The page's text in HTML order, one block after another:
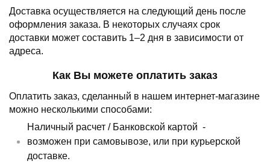
Доставка осуществляется на следующий день после
оформления заказа. В некоторых случаях срок
доставки может составить 1–2 дня в зависимости от
адреса.
Как Вы можете оплатить заказ
Оплатить заказ, сделанный в нашем интернет-магазине
можно несколькими способами:
Наличный расчет / Банковской картой -
возможен при самовывозе, или при курьерской
доставке.